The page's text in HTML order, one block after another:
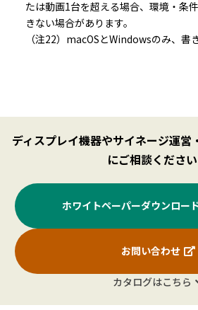
たは動画1台を超える場合、環境・条
きない場合があります。
（注22）macOSとWindowsのみ、書
ディスプレイ機器やサイネージ運営
にご相談ください
ホワイトペーパーダウンロー
お問い合わせ
カタログはこちら